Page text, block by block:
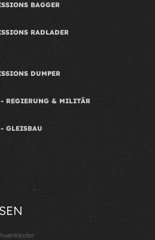
BAGGER
RADLADER
DUMPER
REGIERUNG & MILITÄR
GLEISBAU